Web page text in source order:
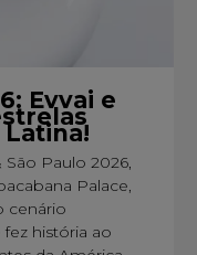
Evvai e
Paulo 2026,
Palace,
cenário
história ao